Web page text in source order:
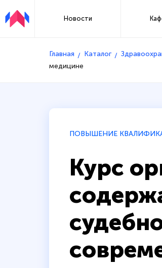
Новости
Главная Каталог
медицине
ПОВЫШЕНИЕ
Курс